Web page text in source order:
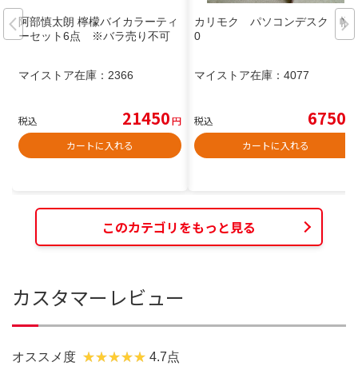
阿部慎太朗 檸檬バイカラーティ
ーセット6点 ※バラ売り不可
マイストア在庫： 2366
税込 21450円
カートに入れる
カリモク パソコンデスク 幅6
0
マイストア在庫： 4077
税込 6750
カートに入れる
このカテゴリをもっと見る
カスタマーレビュー
オススメ度 4.7点